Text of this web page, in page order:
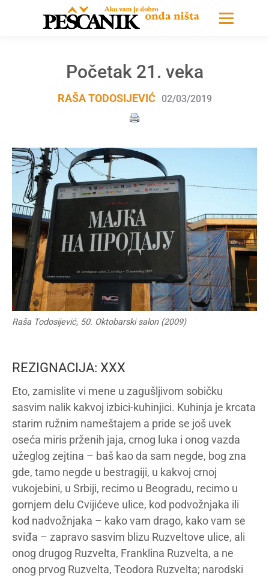
Početak 21. veka
RAŠA TODOSIJEVIĆ 02/03/2019
Raša Todosijević, 50. Oktobarski salon (2009)
REZIGNACIJA: XXX
Eto, zamislite vi mene u zagušljivom sobičku
sasvim nalik kakvoj izbici-kuhinjici. Kuhinja je krcata
starim ružnim nameštajem a pride se još uvek
oseća miris prženih jaja, crnog luka i onog vazda
užeglog zejtina – baš kao da sam negde, bog zna
gde, tamo negde u bestragiji, u kakvoj crnoj
vukojebini, u Srbiji, recimo u Beogradu, recimo u
gornjem delu Cvijićeve ulice, kod podvožnjaka ili
kod nadvožnjaka – kako vam drago, kako vam se
sviđa – zapravo sasvim blizu Ruzveltove ulice, ali
onog drugog Ruzvelta, Franklina Ruzvelta, a ne
onog prvog Ruzvelta, Teodora Ruzvelta; narodski